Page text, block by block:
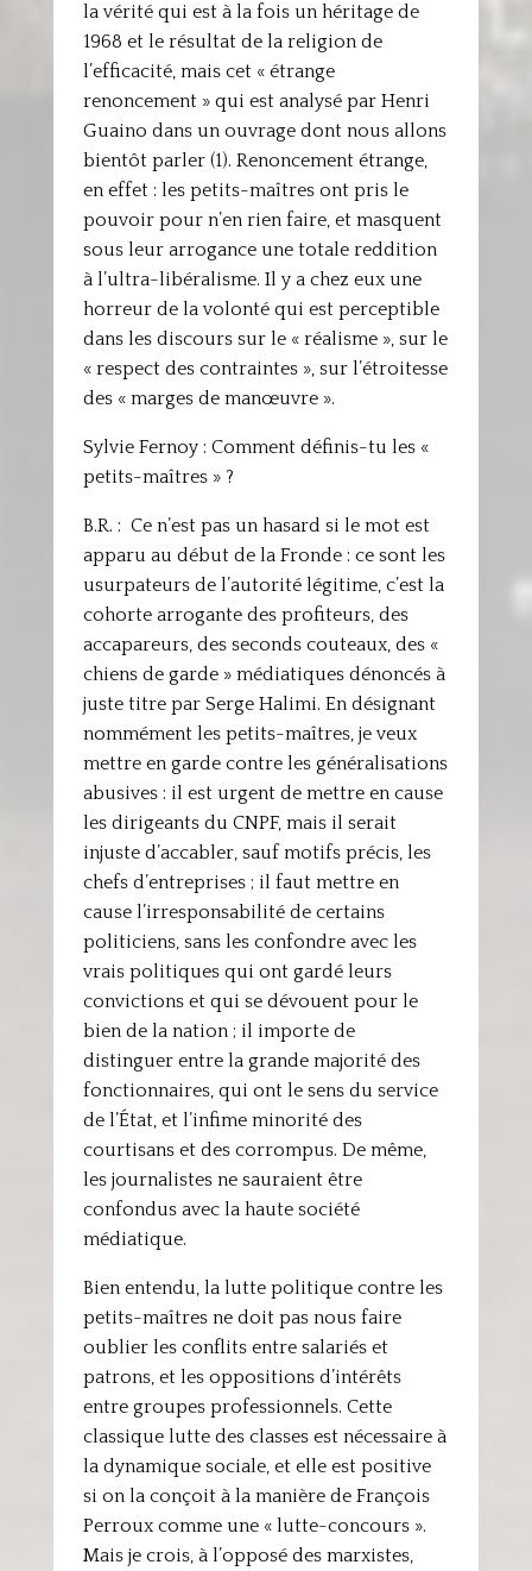
la vérité qui est à la fois un héritage de
1968 et le résultat de la religion de
l’efficacité, mais cet « étrange
renoncement » qui est analysé par Henri
Guaino dans un ouvrage dont nous allons
bientôt parler (1). Renoncement étrange,
en effet : les petits-maîtres ont pris le
pouvoir pour n’en rien faire, et masquent
sous leur arrogance une totale reddition
à l’ultra-libéralisme. Il y a chez eux une
horreur de la volonté qui est perceptible
dans les discours sur le « réalisme », sur le
« respect des contraintes », sur l’étroitesse
des « marges de manœuvre ».
Sylvie Fernoy : Comment définis-tu les «
petits-maîtres » ?
B.R. : Ce n’est pas un hasard si le mot est
apparu au début de la Fronde : ce sont les
usurpateurs de l’autorité légitime, c’est la
cohorte arrogante des profiteurs, des
accapareurs, des seconds couteaux, des «
chiens de garde » médiatiques dénoncés à
juste titre par Serge Halimi. En désignant
nommément les petits-maîtres, je veux
mettre en garde contre les généralisations
abusives : il est urgent de mettre en cause
les dirigeants du CNPF, mais il serait
injuste d’accabler, sauf motifs précis, les
chefs d’entreprises ; il faut mettre en
cause l’irresponsabilité de certains
politiciens, sans les confondre avec les
vrais politiques qui ont gardé leurs
convictions et qui se dévouent pour le
bien de la nation ; il importe de
distinguer entre la grande majorité des
fonctionnaires, qui ont le sens du service
de l’État, et l’infime minorité des
courtisans et des corrompus. De même,
les journalistes ne sauraient être
confondus avec la haute société
médiatique.
Bien entendu, la lutte politique contre les
petits-maîtres ne doit pas nous faire
oublier les conflits entre salariés et
patrons, et les oppositions d’intérêts
entre groupes professionnels. Cette
classique lutte des classes est nécessaire à
la dynamique sociale, et elle est positive
si on la conçoit à la manière de François
Perroux comme une « lutte-concours ».
Mais je crois, à l’opposé des marxistes,